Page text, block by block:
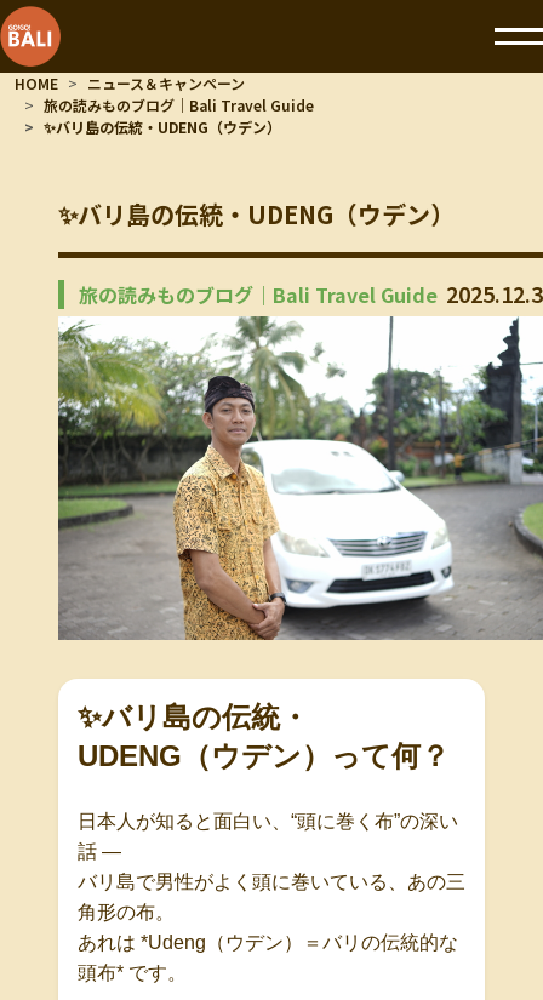
HOME
ニュース＆キャンペーン
旅の読みものブログ｜Bali Travel Guide
✨バリ島の伝統・UDENG（ウデン）
✨バリ島の伝統・UDENG（ウデン）
旅の読みものブログ｜Bali Travel Guide 2025.12.3
✨バリ島の伝統・
UDENG （ウデン）って何？
日本人が知ると面白い、 “頭に巻く布”の深い
話 ―
バリ島で男性がよく頭に巻いている、あの三
角形の布。
あれは *Udeng （ウデン）＝バリの伝統的な
頭布* です。